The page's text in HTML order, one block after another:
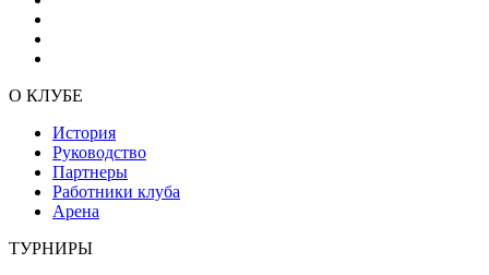
О КЛУБЕ
История
Руководство
Партнеры
Работники клуба
Арена
ТУРНИРЫ